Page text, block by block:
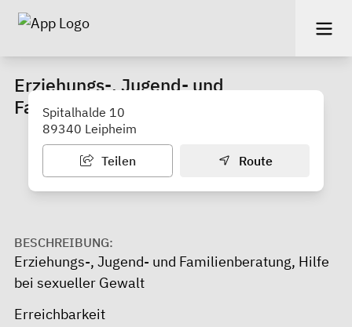
Erziehungs-, Jugend- und
Familienberatung Günzburg (KJF)
Spitalhalde 10
89340 Leipheim
Teilen Route
BESCHREIBUNG:
Erziehungs-, Jugend- und Familienberatung, Hilfe
bei sexueller Gewalt
Erreichbarkeit